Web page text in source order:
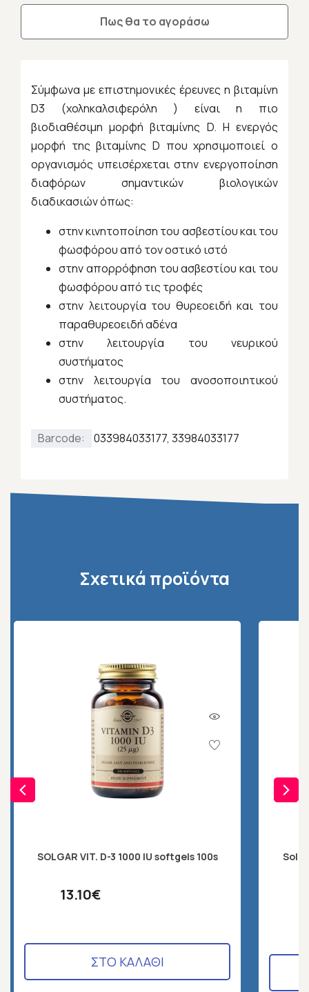
Πως θα το αγοράσω
Σύμφωνα με επιστημονικές έρευνες η βιταμίνη
D3 (χοληκαλσιφερόλη ) είναι η πιο
βιοδιαθέσιμη μορφή βιταμίνης D. Η ενεργός
μορφή της βιταμίνης D που χρησιμοποιεί ο
οργανισμός υπεισέρχεται στην ενεργοποίηση
διαφόρων σημαντικών βιολογικών
διαδικασιών όπως:
στην κινητοποίηση του ασβεστίου και του
φωσφόρου από τον οστικό ιστό
στην απορρόφηση του ασβεστίου και του
φωσφόρου από τις τροφές
στην λειτουργία του θυρεοειδή και του
παραθυρεοειδή αδένα
στην λειτουργία του νευρικού
συστήματος
στην λειτουργία του ανοσοποιητικού
συστήματος.
Barcode: 033984033177, 33984033177
Σχετικά προϊόντα
SOLGAR VIT. D-3 1000 IU softgels 100s
13.10€
ΣΤΟ ΚΑΛΑΘΙ